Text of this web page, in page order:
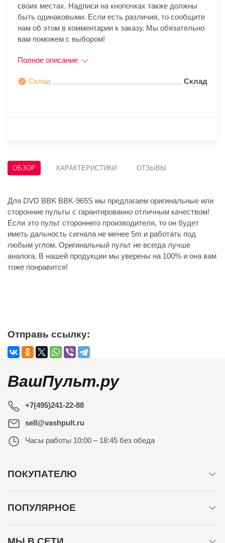
своих местах. Надписи на кнопочках также должны
быть одинаковыми. Если есть различия, то сообщите
нам об этом в комментарии к заказу. Мы обязательно
вам поможем с выбором!
Полное описание
Склад Склад
ОБЗОР ХАРАКТЕРИСТИКИ ОТЗЫВЫ
Для DVD BBK BBK-965S мы предлагаем оригинальные или
сторонние пульты с гарантированно отличным качеством!
Если это пульт стороннего производителя, то он будет
иметь дальность сигнала не менее 5m и работать под
любым углом. Оригинальный пульт не всегда лучше
аналога. В нашей продукции мы уверены на 100% и она вам
тоже понравится!
Отправь ссылку:
ВашПульт.ру
+7(495)241-22-88
sell@vashpult.ru
Часы работы 10:00 – 18:45 без обеда
ПОКУПАТЕЛЮ
ПОПУЛЯРНОЕ